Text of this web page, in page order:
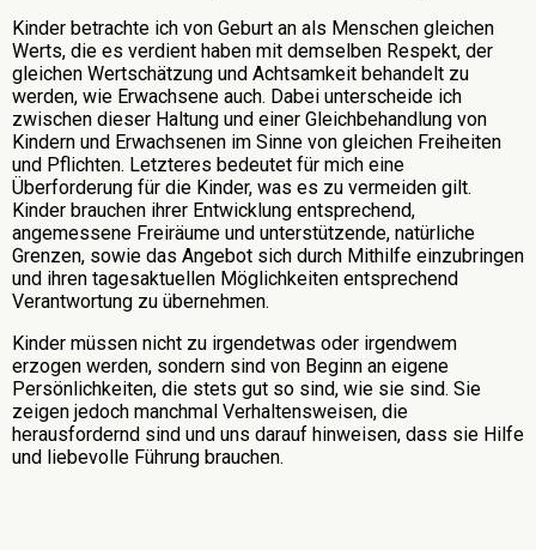
Kinder betrachte ich von Geburt an als Menschen gleichen
Werts, die es verdient haben mit demselben Respekt, der
gleichen Wertschätzung und Achtsamkeit behandelt zu
werden, wie Erwachsene auch. Dabei unterscheide ich
zwischen dieser Haltung und einer Gleichbehandlung von
Kindern und Erwachsenen im Sinne von gleichen Freiheiten
und Pflichten. Letzteres bedeutet für mich eine
Überforderung für die Kinder, was es zu vermeiden gilt.
Kinder brauchen ihrer Entwicklung entsprechend,
angemessene Freiräume und unterstützende, natürliche
Grenzen, sowie das Angebot sich durch Mithilfe einzubringen
und ihren tagesaktuellen Möglichkeiten entsprechend
Verantwortung zu übernehmen.
Kinder müssen nicht zu irgendetwas oder irgendwem
erzogen werden, sondern sind von Beginn an eigene
Persönlichkeiten, die stets gut so sind, wie sie sind. Sie
zeigen jedoch manchmal Verhaltensweisen, die
herausfordernd sind und uns darauf hinweisen, dass sie Hilfe
und liebevolle Führung brauchen.